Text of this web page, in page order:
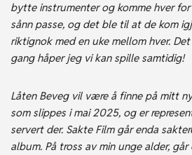
bytte instrumenter og komme hver
sånn passe, og det ble til at de kom
riktignok med en uke mellom hver.
gang håper jeg vi kan spille samtidig!
Låten Beveg vil være å finne på mitt
som slippes i mai 2025, og er
servert der. Sakte Film går enda
album. På tross av min unge alder,